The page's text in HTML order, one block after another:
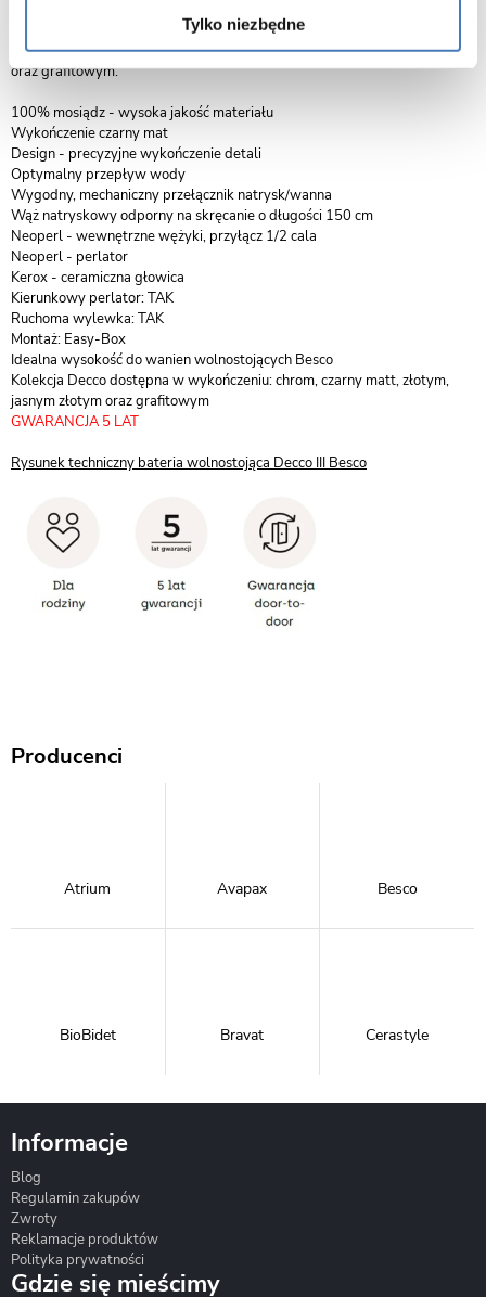
Tylko niezbędne
całości poddane recyklingowi. Kolekcja dostępna jest w 5 wariantach
kolorystycznych: chromowym, złotym, jasno złotym, czarnym matowym
oraz grafitowym.
100% mosiądz - wysoka jakość materiału
Wykończenie czarny mat
Design - precyzyjne wykończenie detali
Optymalny przepływ wody
Wygodny, mechaniczny przełącznik natrysk/wanna
Wąż natryskowy odporny na skręcanie o długości 150 cm
Neoperl - wewnętrzne wężyki, przyłącz 1/2 cala
Neoperl - perlator
Kerox - ceramiczna głowica
Kierunkowy perlator: TAK
Ruchoma wylewka: TAK
Montaż: Easy-Box
Idealna wysokość do wanien wolnostojących Besco
Kolekcja Decco dostępna w wykończeniu: chrom, czarny matt, złotym,
jasnym złotym oraz grafitowym
GWARANCJA 5 LAT
Rysunek techniczny bateria wolnostojąca Decco III Besco
Producenci
Atrium Avapax Besco
BioBidet Bravat Cerastyle
Informacje
Blog
Regulamin zakupów
Zwroty
Reklamacje produktów
Polityka prywatności
Gdzie się mieścimy